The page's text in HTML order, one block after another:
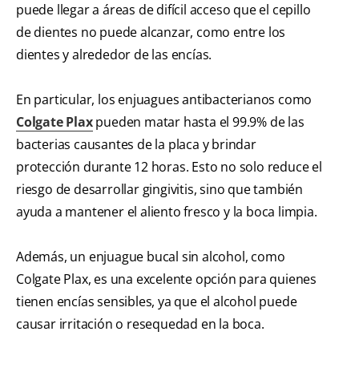
puede llegar a áreas de difícil acceso que el cepillo
de dientes no puede alcanzar, como entre los
dientes y alrededor de las encías.
En particular, los enjuagues antibacterianos como
Colgate Plaxpueden matar hasta el 99.9% de las
bacterias causantes de la placa y brindar
protección durante 12 horas. Esto no solo reduce el
riesgo de desarrollar gingivitis, sino que también
ayuda a mantener el aliento fresco y la boca limpia.
Además, un enjuague bucal sin alcohol, como
Colgate Plax, es una excelente opción para quienes
tienen encías sensibles, ya que el alcohol puede
causar irritación o resequedad en la boca.